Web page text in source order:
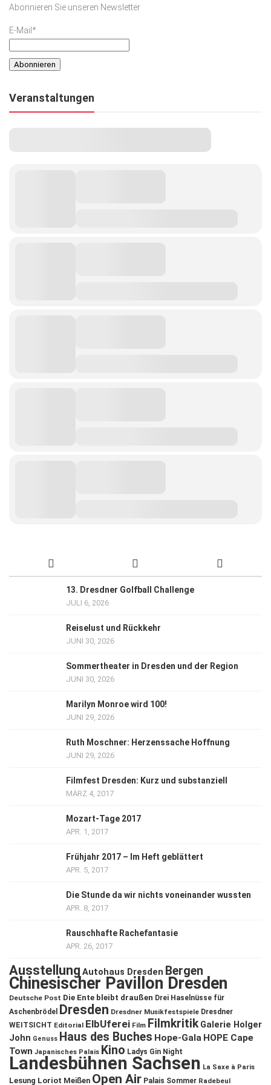
Lifestyle
Ausflug & Reise
SACHSEN IN PARIS
Abonnieren Sie unseren Newsletter
E-Mail*
Veranstaltungen
13. Dresdner Golfball Challenge
JULI 6, 2026
Reiselust und Rückkehr
JUNI 30, 2026
Sommertheater in Dresden und der Region
JUNI 30, 2026
Marilyn Monroe wird 100!
JUNI 29, 2026
Ruth Moschner: Herzenssache Hoffnung
JUNI 29, 2026
Filmfest Dresden: Kurz und substanziell
MÄRZ 4, 2017
Mozart-Tage 2017
APR. 1, 2017
Frühjahr 2017 – Im Heft geblättert
APR. 5, 2017
Die Stunde da wir nichts voneinander wussten
APR. 8, 2017
Rauschhafte Rachefantasie
APR. 26, 2017
Ausstellung Autohaus Dresden Bergen
Chinesischer Pavillon Dresden
Deutsche Post Die Ente bleibt draußen Drei Haselnüsse für
Aschenbrödel
Dresden Dresdner Musikfestspiele Dresdner
WEITSICHT Editorial ElbUferei Film Filmkritik Galerie Holger
John Genuss Haus des Buches Hope-Gala HOPE Cape
Town Japanisches Palais Kino Ladys Gin Night
Landesbühnen Sachsen La Saxe à Paris
Lesung Loriot Meißen Open Air Palais Sommer Radebeul